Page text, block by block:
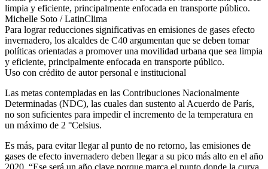
Michelle Soto / LatinClima
Para lograr reducciones significativas en emisiones de gases efecto
invernadero, los alcaldes de C40 argumentan que se deben tomar
políticas orientadas a promover una movilidad urbana que sea limpia
y eficiente, principalmente enfocada en transporte público.
Uso con crédito de autor personal e institucional
Las metas contempladas en las Contribuciones Nacionalmente
Determinadas (NDC), las cuales dan sustento al Acuerdo de París,
no son suficientes para impedir el incremento de la temperatura en
un máximo de 2 °Celsius.
Es más, para evitar llegar al punto de no retorno, las emisiones de
gases de efecto invernadero deben llegar a su pico más alto en el año
2020. “Ese será un año clave porque marca el punto donde la curva